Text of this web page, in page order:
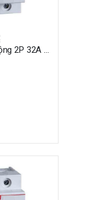
Cầu Dao Tự Động 2P 32A 10KA